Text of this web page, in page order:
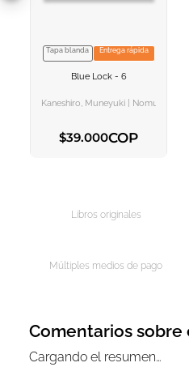
VER INFORMACION
Tapa blanda Entrega rápida
Blue Lock - 6
Kaneshiro, Muneyuki | Nomura,
$39.000COP
Libros originales
Múltiples medios de pago
Comentarios sobre
Cargando el resumen…